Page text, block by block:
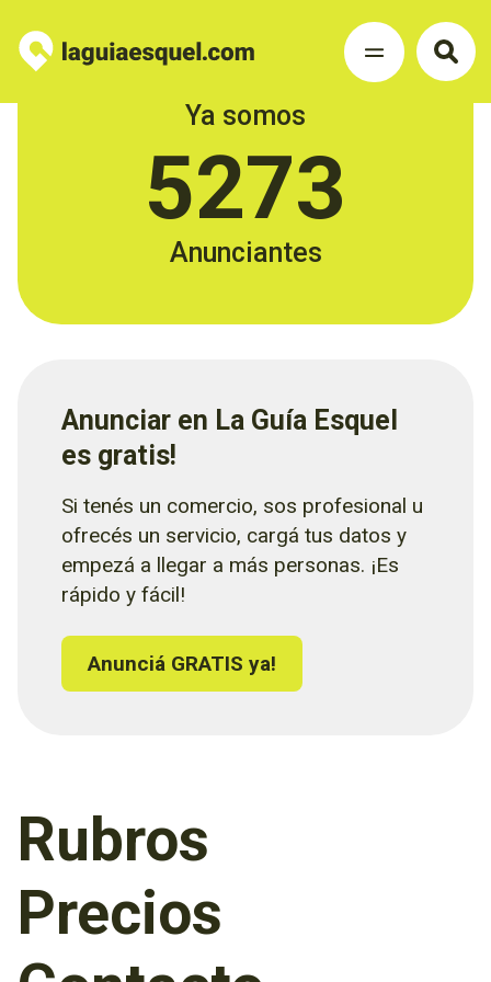
Ya somos
5273
Anunciantes
Anunciar en La Guía Esquel
es gratis!
Si tenés un comercio, sos profesional u
ofrecés un servicio, cargá tus datos y
empezá a llegar a más personas. ¡Es
rápido y fácil!
Anunciá GRATIS ya!
Rubros
Precios